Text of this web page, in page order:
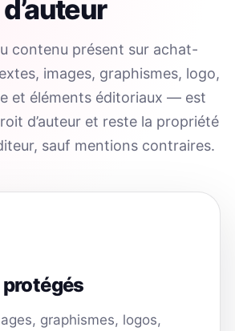
d’auteur
contenu présent sur achat-
images, graphismes, logo,
et éléments éditoriaux — est
d’auteur et reste la propriété
sauf mentions contraires.
graphismes, logos,